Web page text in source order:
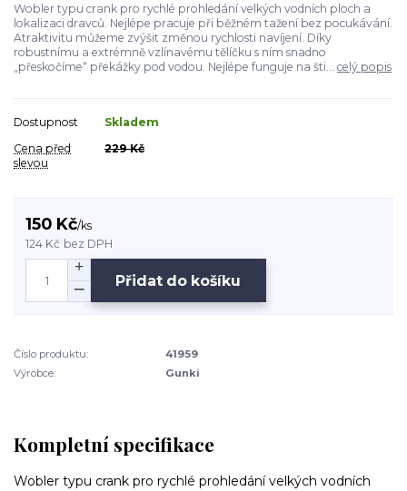
Wobler typu crank pro rychlé prohledání velkých vodních ploch a
lokalizaci dravců. Nejlépe pracuje při běžném tažení bez pocukávání.
Atraktivitu můžeme zvýšit změnou rychlosti navíjení. Díky
robustnímu a extrémně vzlínavému tělíčku s ním snadno
„přeskočíme“ překážky pod vodou. Nejlépe funguje na šti... celý popis
Dostupnost
Skladem
Cena před
slevou
229 Kč
150 Kč/ks
124 Kč bez DPH
Přidat do košíku
Číslo produktu:
41959
Výrobce:
Gunki
Kompletní specifikace
Wobler typu crank pro rychlé prohledání velkých vodních